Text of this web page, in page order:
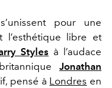
pour une
l’esthétique libre et
Styles à l’audace
Jonathan
pensé à Londres en